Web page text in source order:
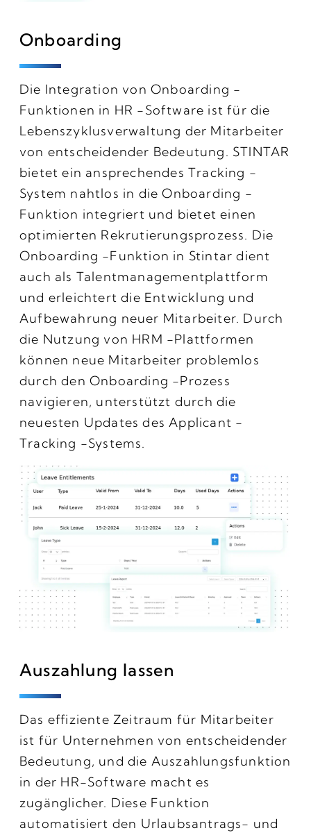
Onboarding
Die Integration von Onboarding -
Funktionen in HR -Software ist für die
Lebenszyklusverwaltung der Mitarbeiter
von entscheidender Bedeutung. STINTAR
bietet ein ansprechendes Tracking -
System nahtlos in die Onboarding -
Funktion integriert und bietet einen
optimierten Rekrutierungsprozess. Die
Onboarding -Funktion in Stintar dient
auch als Talentmanagementplattform
und erleichtert die Entwicklung und
Aufbewahrung neuer Mitarbeiter. Durch
die Nutzung von HRM -Plattformen
können neue Mitarbeiter problemlos
durch den Onboarding -Prozess
navigieren, unterstützt durch die
neuesten Updates des Applicant -
Tracking -Systems.
Auszahlung lassen
Das effiziente Zeitraum für Mitarbeiter
ist für Unternehmen von entscheidender
Bedeutung, und die Auszahlungsfunktion
in der HR-Software macht es
zugänglicher. Diese Funktion
automatisiert den Urlaubsantrags- und